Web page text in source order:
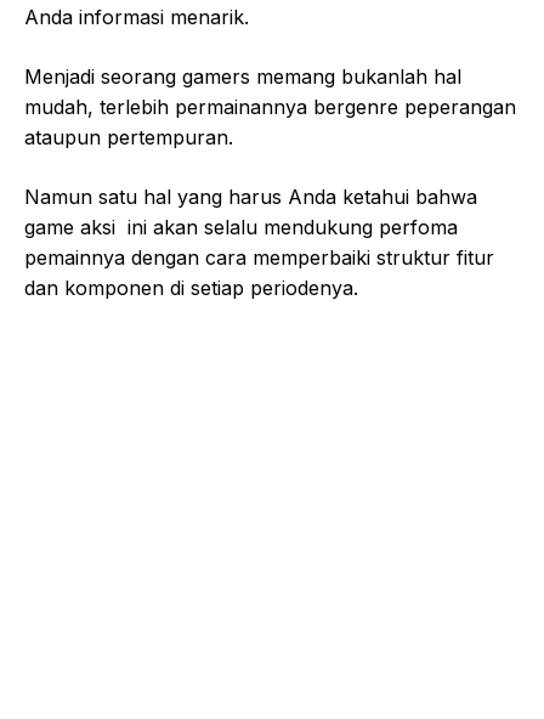
Anda informasi menarik.
Menjadi seorang gamers memang bukanlah hal
mudah, terlebih permainannya bergenre peperangan
ataupun pertempuran.
Namun satu hal yang harus Anda ketahui bahwa
game aksi ini akan selalu mendukung perfoma
pemainnya dengan cara memperbaiki struktur fitur
dan komponen di setiap periodenya.